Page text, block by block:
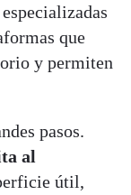
que
y permiten
pasos.
al
útil,